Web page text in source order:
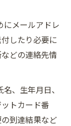
にメールアドレ
したり必要に
どの連絡先情
、生年月日、
トカード番
到達結果など